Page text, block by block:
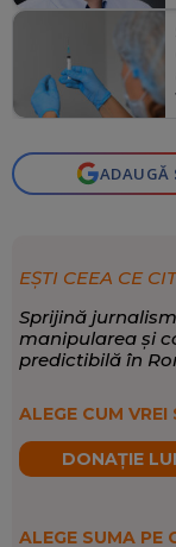
ADAUGĂ
EȘTI CEEA CE
Sprijină
manipularea și
predictibilă în
ALEGE CUM VREI
DONAȚIE
ALEGE SUMA PE